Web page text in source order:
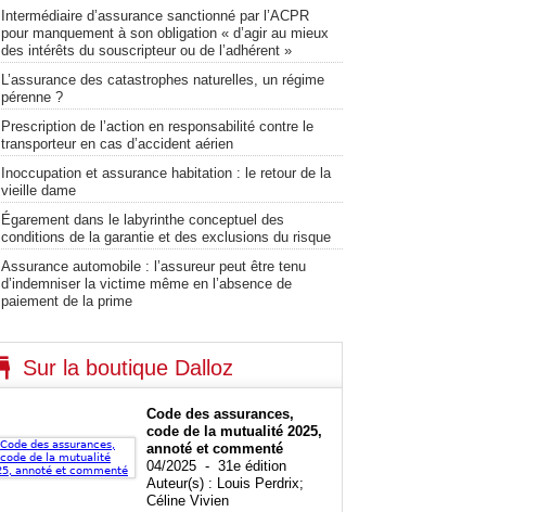
Intermédiaire d’assurance sanctionné par l’ACPR
pour manquement à son obligation « d’agir au mieux
des intérêts du souscripteur ou de l’adhérent »
L’assurance des catastrophes naturelles, un régime
pérenne ?
Prescription de l’action en responsabilité contre le
transporteur en cas d’accident aérien
Inoccupation et assurance habitation : le retour de la
vieille dame
Égarement dans le labyrinthe conceptuel des
conditions de la garantie et des exclusions du risque
Assurance automobile : l’assureur peut être tenu
d’indemniser la victime même en l’absence de
paiement de la prime
Sur la boutique Dalloz
Code des assurances,
code de la mutualité 2025,
annoté et commenté
04/2025 - 31e édition
Auteur(s) : Louis Perdrix;
Céline Vivien